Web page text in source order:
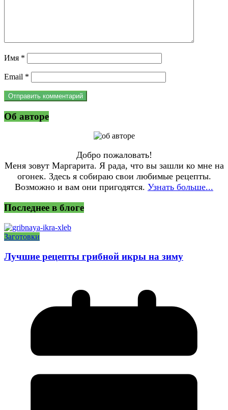
Имя *
Email *
Об авторе
Добро пожаловать!
Меня зовут Маргарита. Я рада, что вы зашли ко мне на
огонек. Здесь я собираю свои любимые рецепты.
Возможно и вам они пригодятся. Узнать больше...
Последнее в блоге
Заготовки
Лучшие рецепты грибной икры на зиму